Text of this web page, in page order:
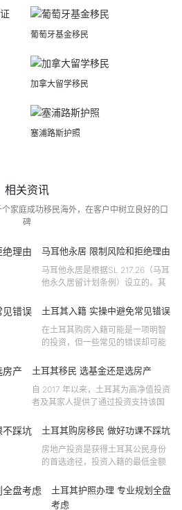
葡萄牙基金移民
加拿大留学移民
塞浦路斯护照
相关资讯
家庭成功移民海外，在客户中树立良好的口
碑
马耳他永居 限制风险和拒绝理由
马耳他永居是根据SL 217.26（马耳
他永久居留计划条例）设立的。其
121 号法律公告，并随后根据2024
土耳其入籍 实操中避免常见错误
在土耳其购房入籍可能是一项明智
的投资，但一些常见的错误却可能
失。许多投资者轻信营销宣传或不
土耳其移民 选基金还是选房产
自 2017 年以来，土耳其为高净值投资
者及其家人提供了通过投资支持该国
会。 该计划的一大亮点在于其涵盖广
土耳其购房移民 做好功课不踩坑
房地产投资是获得土耳其公民身份
的首选途径，投资入籍的最低金额
二手房产。这一门槛自2019年调整
以来一直未变，适用于经持牌...
土耳其护照办理 专业规划全盘
考虑